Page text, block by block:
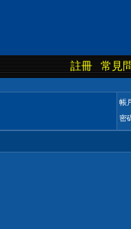
註冊 常見
帳
密